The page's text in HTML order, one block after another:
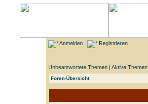
Anmelden Registrieren
Unbeantwortete Themen | Aktive Themen
Foren-Übersicht